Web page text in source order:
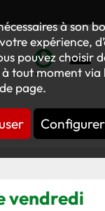
à son
expérience,
pouvez choisir
tout moment via
page.
Configurer
Mon
compte
vendredi